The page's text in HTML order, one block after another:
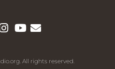
All rights reserved.